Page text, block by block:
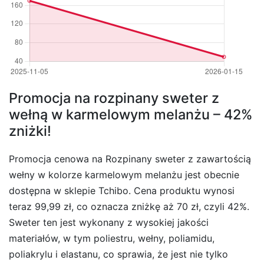
Promocja na rozpinany sweter z
wełną w karmelowym melanżu – 42%
zniżki!
Promocja cenowa na Rozpinany sweter z zawartością
wełny w kolorze karmelowym melanżu jest obecnie
dostępna w sklepie Tchibo. Cena produktu wynosi
teraz 99,99 zł, co oznacza zniżkę aż 70 zł, czyli 42%.
Sweter ten jest wykonany z wysokiej jakości
materiałów, w tym poliestru, wełny, poliamidu,
poliakrylu i elastanu, co sprawia, że jest nie tylko